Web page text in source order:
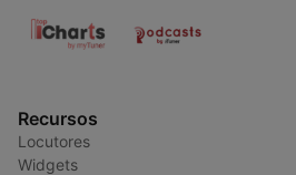
Recursos
Locutores
Widgets